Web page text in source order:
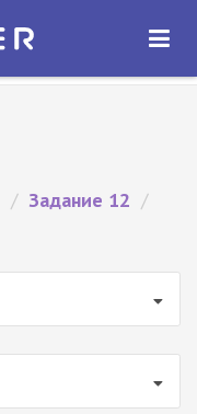
ОТКРЫТЬ
/ Задание 12 /